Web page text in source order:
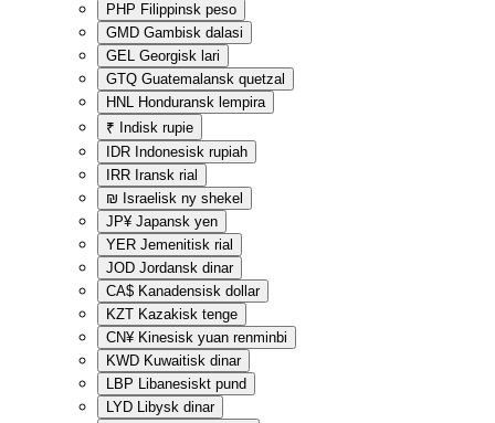
PHP Filippinsk peso
GMD Gambisk dalasi
GEL Georgisk lari
GTQ Guatemalansk quetzal
HNL Honduransk lempira
₹ Indisk rupie
IDR Indonesisk rupiah
IRR Iransk rial
₪ Israelisk ny shekel
JP¥ Japansk yen
YER Jemenitisk rial
JOD Jordansk dinar
CA$ Kanadensisk dollar
KZT Kazakisk tenge
CN¥ Kinesisk yuan renminbi
KWD Kuwaitisk dinar
LBP Libanesiskt pund
LYD Libysk dinar